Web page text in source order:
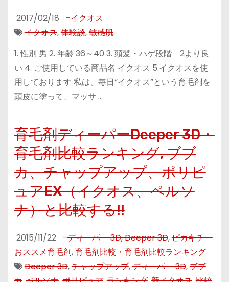
2017/02/18 –イクオス
イクオス,体験談,敏感肌
1. 性別 男 2. 年齢 36～40 3. 頭髪・ハゲ段階 2より良
い 4. ご使用している商品名 イクオス 5.イクオスを使
用しております 私は、毎日“イクオス”という育毛剤を
頭皮に塗って、マッサ …
育毛剤ディーパーDeeper 3D・
育毛剤比較ランキング, ブブ
カ、チャップアップ、ポリピ
ュアEX（イクオス、ペルソ
ナ）と比較する!!
2015/11/22 –ディーパー 3D, Deeper 3D,ピカキチ・
おススメ育毛剤,育毛剤比較・育毛剤比較ランキング
Deeper 3D,チャップアップ,ディーパー 3D,ブブ